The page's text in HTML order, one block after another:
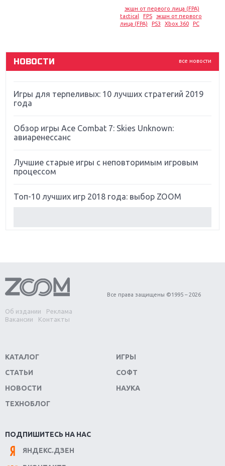
экшн от первого лица (FPA)
tactical
FPS
экшн от первого
лица (FPA)
PS3 Xbox 360 PC
все новости
НОВОСТИ
Новинки для Nintendo Switch: Labo, South Park и
Far Cry 5: хвалить нельзя ругать
Игры для терпеливых: 10 лучших стратегий 2019
года
Обзор игры Ace Combat 7: Skies Unknown:
авиаренессанс
Лучшие старые игры с неповторимым игровым
процессом
Топ-10 лучших игр 2018 года: выбор ZOOM
Обзор игры Forza Horizon 4: вершина эволюции
Две важных новинки для консолей: Spider-Man и
Divinity Original Sin 2
Switch
Обзор игры The Crew 2: покорение Америки
Важнейшие анонсы E3 2018
Крупнейшие релизы мая: Nintendo, Microsoft и
Об издании
Реклама
Вакансии
Контакты
Все права защищены ©1995 – 2026
КАТАЛОГ
СТАТЬИ
НОВОСТИ
ТЕХНОБЛОГ
ИГРЫ
СОФТ
НАУКА
ПОДПИШИТЕСЬ НА НАС
ЯНДЕКС.ДЗЕН